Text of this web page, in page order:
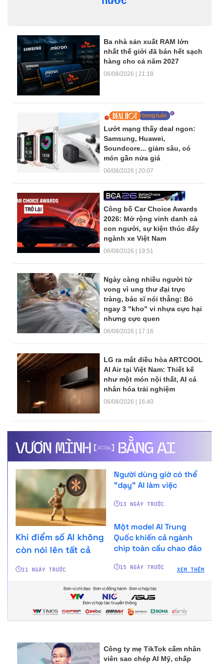
Dòng tin trang chủBa nhà sản xuất RAM lớn
nhất thế giới đã bán hết sạch
hàng cho cả năm 2027
06/08/2026 | 21:18
Lướt mạng thấy deal ngon:
Samsung, Huawei,
Soundcore... giảm sâu, có
món gần nửa giá
06/08/2026 | 20:07
Công bố Car Choice Awards
2026: Mở rộng vinh danh cả
con người, sự kiện thúc đẩy
ngành xe Việt Nam
06/08/2026 | 19:51
Ngày càng nhiều người tử
vong vì ung thư đại trực
tràng, bác sĩ nói thẳng: Bỏ
ngay 3 "kho" vi nhựa cực hại
nhưng cực quen
06/08/2026 | 17:16
LG ra mắt điều hòa ARTCOOL
AI Air tại Việt Nam: Thiết kế
như một món nội thất, AI cá
nhân hóa trải nghiệm
06/08/2026 | 16:40
Khi điểm số AI không
còn nói lên tất cả
11 NGÀY TRƯỚC
Người dùng giờ có thể
"dạy" AI làm việc
13 NGÀY TRƯỚC
Một model AI Trung
Quốc khiến cả ngành
chip toàn cầu chao đảo
15 NGÀY TRƯỚC XEM THÊM
Công ty mẹ TikTok cấm nhân
viên sao chép AI Mỹ, chấp